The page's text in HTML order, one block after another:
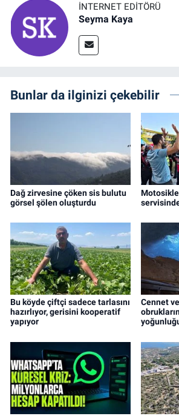
İNTERNET EDITÖRÜ
Seyma Kaya
Bunlar da ilginizi çekebilir
Dağ zirvesine çöken sis bulutu
görsel şölen oluşturdu
Bu köyde çiftçi sadece tarlasını
hazırlıyor, gerisini kooperatif
yapıyor
Cennet